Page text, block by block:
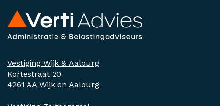
Vestiging Wijk & Aalburg
Kortestraat 20
4261 AA Wijk en Aalburg